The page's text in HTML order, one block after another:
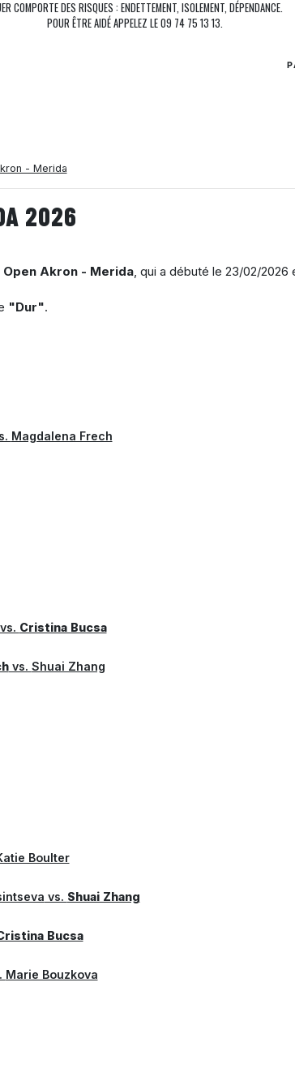
COMPORTE DES RISQUES : ENDETTEMENT, ISOLEMENT, DÉPENDANCE.
POUR ÊTRE AIDÉ APPELEZ LE 09 74 75 13 13.
- Merida
2026
Akron - Merida, qui a débuté le 23/02/2026
"Dur".
Magdalena Frech
vs. Cristina Bucsa
vs. Shuai Zhang
Boulter
vs. Shuai Zhang
Bucsa
Marie Bouzkova